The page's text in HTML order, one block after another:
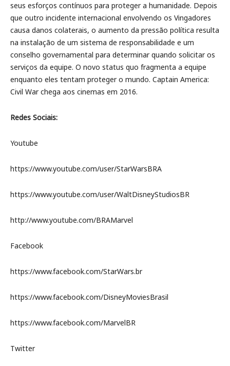
seus esforços contínuos para proteger a humanidade. Depois
que outro incidente internacional envolvendo os Vingadores
causa danos colaterais, o aumento da pressão política resulta
na instalação de um sistema de responsabilidade e um
conselho governamental para determinar quando solicitar os
serviços da equipe. O novo status quo fragmenta a equipe
enquanto eles tentam proteger o mundo. Captain America:
Civil War chega aos cinemas em 2016.
Redes Sociais:
Youtube
https://www.youtube.com/user/StarWarsBRA
https://www.youtube.com/user/WaltDisneyStudiosBR
http://www.youtube.com/BRAMarvel
Facebook
https://www.facebook.com/StarWars.br
https://www.facebook.com/DisneyMoviesBrasil
https://www.facebook.com/MarvelBR
Twitter